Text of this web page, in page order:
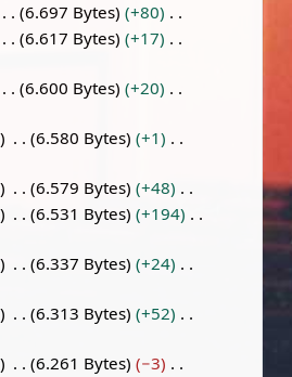
6.697 Bytes
+80
6.617 Bytes
+17
6.600 Bytes
+20
6.580 Bytes
+1
6.579 Bytes
+48
6.531 Bytes
+194
6.337 Bytes
+24
6.313 Bytes
+52
6.261 Bytes
−3